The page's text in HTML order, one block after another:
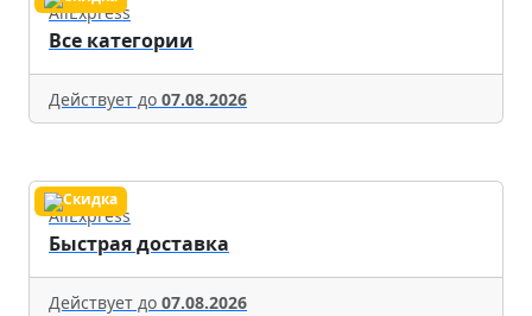
AliExpress
Все категории
Действует до 07.08.2026
AliExpress
Быстрая доставка
Действует до 07.08.2026